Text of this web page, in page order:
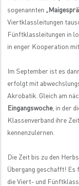
sogenannten
Viertklassleitungen
Fünftklassleitungen in
in enger Kooperation
Im September ist es
erfolgt mit
Akrobatik. Gleich am
Eingangswoche, in der
Klassenverband ihre
kennenzulernen.
Die Zeit bis zu den
Übergang geschafft! Es
die Viert- und